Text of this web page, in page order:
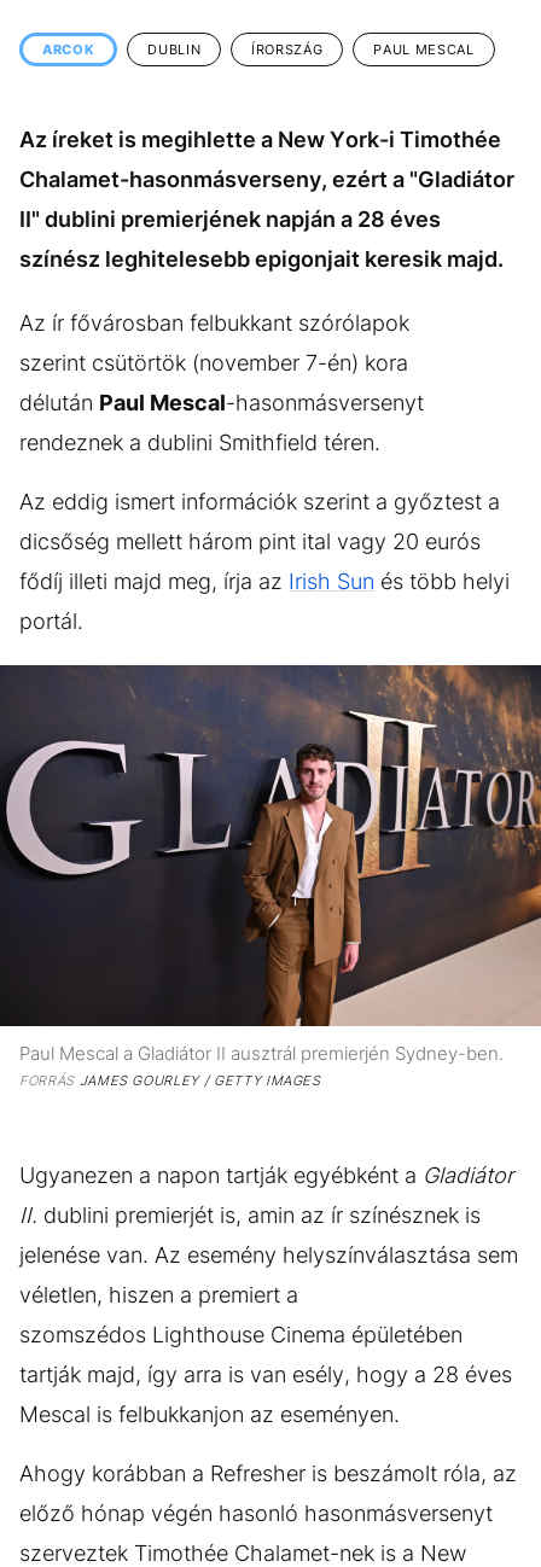
ÉLETMÓD DESIGN
VIDEÓ TÖRTÉNETEK
GASZTRO
ARCOK DUBLIN ÍRORSZÁG PAUL MESCAL
Az íreket is megihlette a New York-i Timothée
Chalamet-hasonmásverseny, ezért a "Gladiátor
II" dublini premierjének napján a 28 éves
színész leghitelesebb epigonjait keresik majd.
Az ír fővárosban felbukkant szórólapok
szerint csütörtök (november 7-én) kora
délután Paul Mescal-hasonmásversenyt
rendeznek a dublini Smithfield téren.
Az eddig ismert információk szerint a győztest a
dicsőség mellett három pint ital vagy 20 eurós
fődíj illeti majd meg, írja az Irish Sun és több helyi
portál.
Paul Mescal a Gladiátor II ausztrál premierjén Sydney-ben.
FORRÁSJAMES GOURLEY / GETTY IMAGES
Ugyanezen a napon tartják egyébként a Gladiátor
II. dublini premierjét is, amin az ír színésznek is
jelenése van. Az esemény helyszínválasztása sem
véletlen, hiszen a premiert a
szomszédos Lighthouse Cinema épületében
tartják majd, így arra is van esély, hogy a 28 éves
Mescal is felbukkanjon az eseményen.
Ahogy korábban a Refresher is beszámolt róla, az
előző hónap végén hasonló hasonmásversenyt
szerveztek Timothée Chalamet-nek is a New